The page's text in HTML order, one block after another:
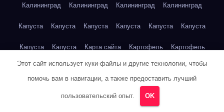
Калининград Калининград Калининград Калининград
Капуста Капуста Капуста Капуста Капуста Капуста
Капуста Капуста Карта сайта Картофель Картофель
Картофель Картофель Картофель Картофель
Кейптаун
Этот сайт использует куки-файлы и другие технологии, чтобы
помочь вам в навигации, а также предоставить лучший
пользовательский опыт. OK